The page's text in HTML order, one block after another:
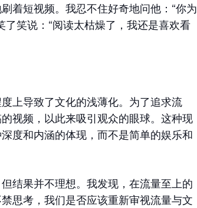
着短视频。我忍不住好奇地问他：“你为
笑说：“阅读太枯燥了，我还是喜欢看
上导致了文化的浅薄化。为了追求流
视频，以此来吸引观众的眼球。这种现
度和内涵的体现，而不是简单的娱乐和
结果并不理想。我发现，在流量至上的
思考，我们是否应该重新审视流量与文